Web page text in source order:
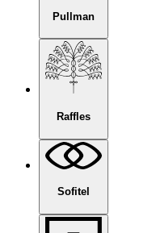
Pullman
Raffles
Sofitel